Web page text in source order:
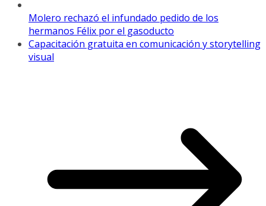
Molero rechazó el infundado pedido de los
hermanos Félix por el gasoducto
Capacitación gratuita en comunicación y storytelling
visual